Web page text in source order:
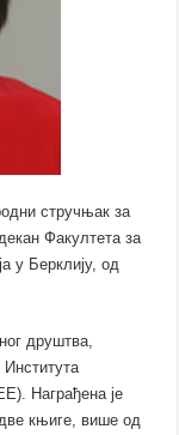
стручњак за
Факултета за
у Берклију, од
друштва,
Награђена је
књиге, више од